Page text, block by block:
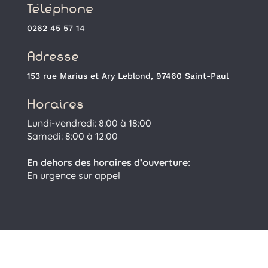
Téléphone
0262 45 57 14
Adresse
153 rue Marius et Ary Leblond, 97460 Saint-Paul
Horaires
Lundi-vendredi: 8:00 à 18:00
Samedi: 8:00 à 12:00
En dehors des horaires d’ouverture:
En urgence sur appel